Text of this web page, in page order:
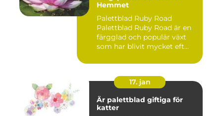
Hemmet
Palettblad Ruby Road
Palettblad Ruby Road är en
färgglad och populär växt
som har blivit mycket eft...
17. jan
Är palettblad giftiga för
katter